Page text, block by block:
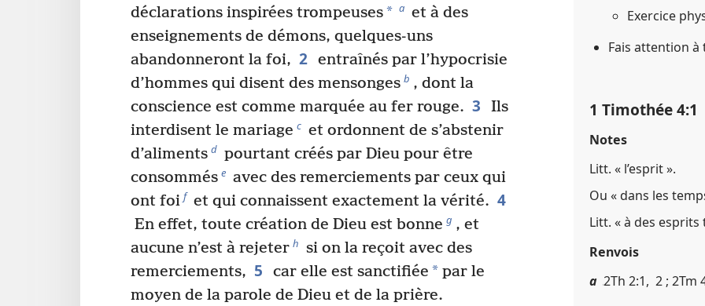
déclarations inspirées trompeuses* a et à des
enseignements de démons, quelques-uns
abandonneront la foi, 2 entraînés par l’hypocrisie
d’hommes qui disent des mensonges b , dont la
conscience est comme marquée au fer rouge. 3
Ils
interdisent le mariage c et ordonnent de s’abstenir
d’aliments d pourtant créés par Dieu pour être
consommés e avec des remerciements par ceux qui
ont foi f et qui connaissent exactement la vérité. 4
En effet, toute création de Dieu est bonne g , et
aucune n’est à rejeter h si on la reçoit avec des
remerciements, 5 car elle est sanctifiée *par le
moyen de la parole de Dieu et de la prière.
Exercice
Fais attention
1 Timothée 4​:​1
Notes
Litt. « l’esprit ».
Ou « dans les
Litt. « à des
Renvois
a 2Th 2​:​1, 2 ; 2Tm